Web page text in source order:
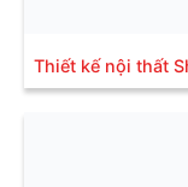
Thiết kế nội thất